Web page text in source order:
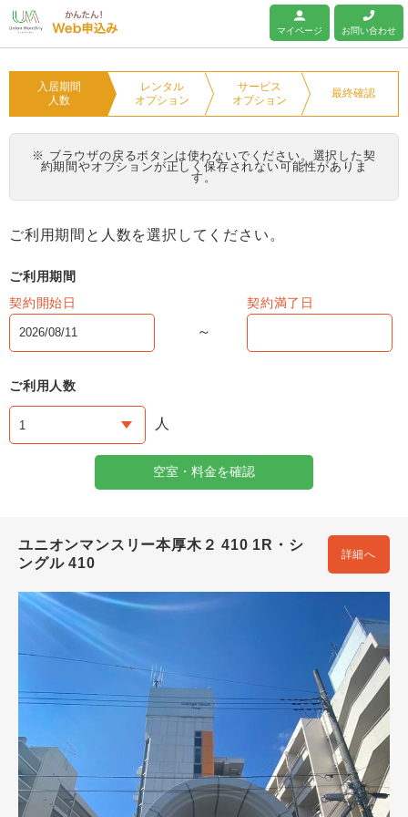
ユニオンマンスリー
マイページ お問い合わせ
入居期間
人数
レンタル
オプション
サービス
オプション
最終確認
※ ブラウザの戻るボタンは使わないでください。選択した契
約期間やオプションが正しく保存されない可能性がありま
す。
ご利用期間と人数を選択してください。
ご利用期間
契約開始日
契約満了日
ご利用人数
人
空室・料金を確認
ユニオンマンスリー本厚木２ 410 1R・シ
ングル 410
詳細へ